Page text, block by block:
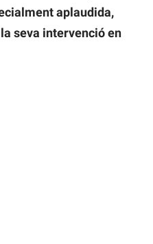
aplaudida,
seva intervenció en